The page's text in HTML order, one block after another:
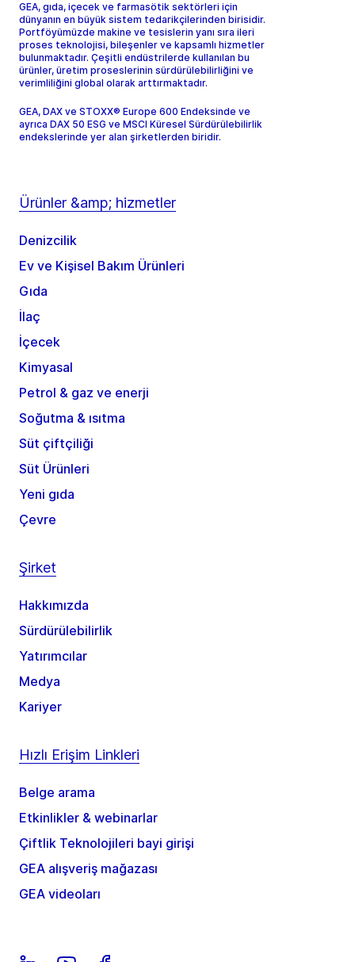
GEA, gıda, içecek ve farmasötik sektörleri için
dünyanın en büyük sistem tedarikçilerinden birisidir.
Portföyümüzde makine ve tesislerin yanı sıra ileri
proses teknolojisi, bileşenler ve kapsamlı hizmetler
bulunmaktadır. Çeşitli endüstrilerde kullanılan bu
ürünler, üretim proseslerinin sürdürülebilirliğini ve
verimliliğini global olarak arttırmaktadır.
GEA, DAX ve STOXX® Europe 600 Endeksinde ve
ayrıca DAX 50 ESG ve MSCI Küresel Sürdürülebilirlik
endekslerinde yer alan şirketlerden biridir.
Ürünler &amp; hizmetler
Denizcilik
Ev ve Kişisel Bakım Ürünleri
Gıda
İlaç
İçecek
Kimyasal
Petrol & gaz ve enerji
Soğutma & ısıtma
Süt çiftçiliği
Süt Ürünleri
Yeni gıda
Çevre
Şirket
Hakkımızda
Sürdürülebilirlik
Yatırımcılar
Medya
Kariyer
Hızlı Erişim Linkleri
Belge arama
Etkinlikler & webinarlar
Çiftlik Teknolojileri bayi girişi
GEA alışveriş mağazası
GEA videoları